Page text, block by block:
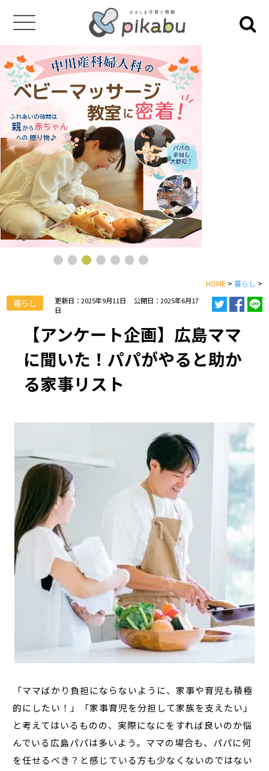
HOME > 暮らし >
暮らし 更新日：2025年9月11日
公開日：2025年6月17
日
【アンケート企画】広島ママ
に聞いた！パパがやると助か
る家事リスト
「ママばかり負担にならないように、家事や育児も積極
的にしたい！」「家事育児を分担して家族を支えたい」
と考えてはいるものの、実際になにをすれば良いのか悩
んでいる広島パパは多いよう。ママの場合も、パパに何
を任せるべき？と感じている方も少なくないのではない